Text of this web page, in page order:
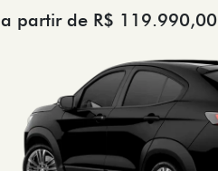
a partir de R$ 119.990,00